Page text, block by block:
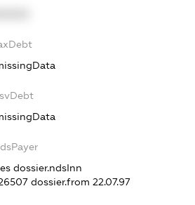
dossier.ndsInn
dossier.from 22.07.97